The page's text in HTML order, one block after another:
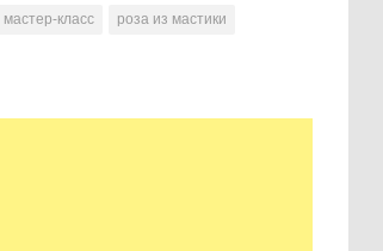
мастер-класс
роза из мастики